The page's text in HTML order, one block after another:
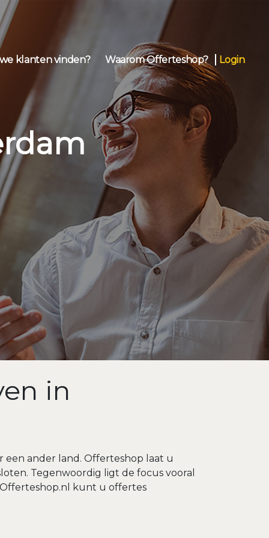
klanten vinden? Waarom Offerteshop? Login
in
een ander land. Offerteshop laat u
Tegenwoordig ligt de focus vooral
kunt u offertes